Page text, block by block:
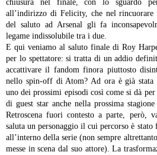
chiusura nel finale, con lo sguardo
all’indirizzo di Felicity, che nel rincuorare
del saluto ad Arsenal gli fa
legame indissolubile tra i due.
E qui veniamo al saluto finale di Roy
per lo spettatore: si tratta di un addio
accattivare il fandom finora piuttosto
nello spin-off di Atom? Ad ora è già stata
uno dei prossimi episodi così come si dà
di guest star anche nella prossima
Retroscena fuori contesto a parte, però,
saluta un personaggio il cui percorso è
all’interno della serie (non sempre
messe in scena dal suo attore). La